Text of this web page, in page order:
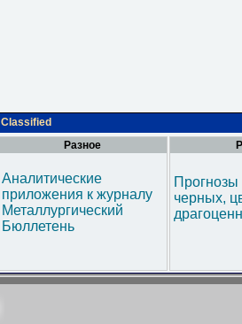
Classified
Разное
Аналитические
приложения к журналу
Металлургический
Бюллетень
черных,